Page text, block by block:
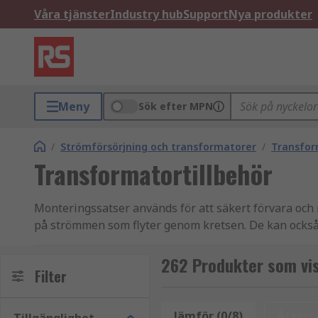
Våra tjänsterIndustry hubSupportNya produkter
Meny Sök efter MPN
/ Strömförsörjning och transformatorer /
Transformatortillbehör
Monteringssatser används för att säkert förvara och
på strömmen som flyter genom kretsen. De kan
Användningsområden för monteringssatser
Elektriska apparater som:
Filter 262 Produkter som